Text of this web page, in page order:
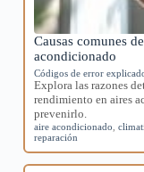
Causas comunes
acondicionado
Códigos de error
Explora las razones
rendimiento en aires
prevenirlo.
aire acondicionado ,
reparación